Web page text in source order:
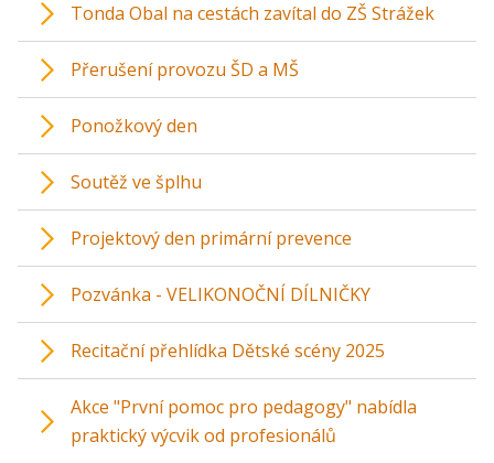
Tonda Obal na cestách zavítal do ZŠ Strážek
Přerušení provozu ŠD a MŠ
Ponožkový den
Soutěž ve šplhu
Projektový den primární prevence
Pozvánka - VELIKONOČNÍ DÍLNIČKY
Recitační přehlídka Dětské scény 2025
Akce "První pomoc pro pedagogy" nabídla
praktický výcvik od profesionálů